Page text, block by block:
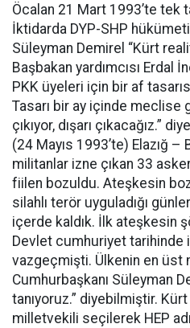
Öcalan 21 Mart 1993’te tek
İktidarda DYP-SHP
Süleyman Demirel “Kürt
Başbakan yardımcısı Erdal
PKK üyeleri için bir af
Tasarı bir ay içinde meclise
çıkıyor, dışarı çıkacağız.”
(24 Mayıs 1993’te) Elazığ –
militanlar izne çıkan 33
fiilen bozuldu. Ateşkesin
silahlı terör uyguladığı
içerde kaldık. İlk ateşkesin
Devlet cumhuriyet tarihinde
vazgeçmişti. Ülkenin en üst
Cumhurbaşkanı Süleyman
tanıyoruz.” diyebilmiştir.
milletvekili seçilerek HEP